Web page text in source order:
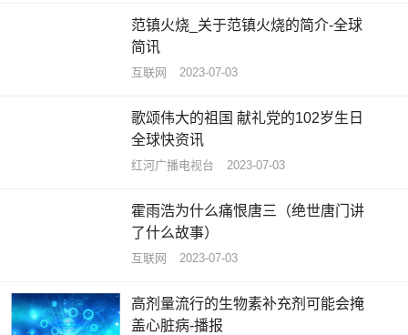
范镇火烧_关于范镇火烧的简介-全球
简讯
互联网 2023-07-03
歌颂伟大的祖国 献礼党的102岁生日
全球快资讯
红河广播电视台 2023-07-03
霍雨浩为什么痛恨唐三（绝世唐门讲
了什么故事）
互联网 2023-07-03
高剂量流行的生物素补充剂可能会掩
盖心脏病-播报